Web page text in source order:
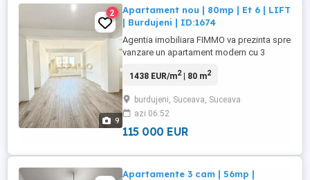
9
2
Apartament nou | 80mp | Et 6 | LIFT
| Burdujeni | ID:1674
Agentia imobiliara FIMMO va prezinta spre
vanzare un apartament modern cu 3
imobil dotat cu lift, amplasat intr-un cartier
Imobilul face parte dintr-un ansamblu
rezidential construit recent, blocul fiind
finalizat in anul ...
1438 EUR/m2| 80 m2
burdujeni, Suceava, Suceava
azi 06:52
115 000 EUR
Apartamente 3 cam | 56mp |